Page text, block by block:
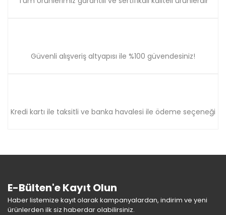
Güvenli alışveriş altyapısı ile %100 güvendesiniz!
Kredi kartı ile taksitli ve banka havalesi ile ödeme seçeneği
E-Bülten'e Kayıt Olun
Haber listemize kayıt olarak kampanyalardan, indirim ve yeni
ürünlerden ilk siz haberdar olabilirsiniz.